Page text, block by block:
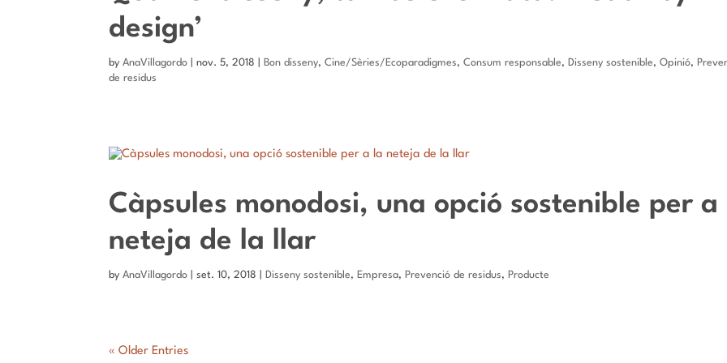
design’
byAnaVillagordo |nov. 5, 2018 Bon disseny,Cine/Sèries/Ecoparadigmes,Consum responsable, Disseny sostenible,Opinió,
de residus
Càpsules monodosi, una opció sostenible per a
neteja de la llar
byAnaVillagordo |set. 10, 2018 Disseny sostenible, Empresa, Prevenció de residus, Producte
« Older Entries